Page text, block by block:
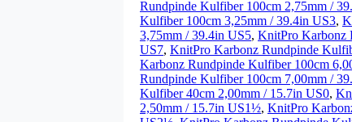
Rundpinde Kulfiber 100cm 2,75mm /
Kulfiber 100cm 3,25mm / 39.4in US3,
3,75mm / 39.4in US5, KnitPro Karbonz
US7, KnitPro Karbonz Rundpinde
Karbonz Rundpinde Kulfiber 100cm
Rundpinde Kulfiber 100cm 7,00mm /
Kulfiber 40cm 2,00mm / 15.7in US0,
2,50mm / 15.7in US1½, KnitPro